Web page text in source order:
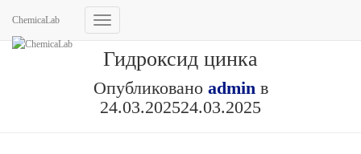
ChemicaLab
Переключить
Гидроксид цинка
Опубликовано adminв
24.03.202524.03.2025